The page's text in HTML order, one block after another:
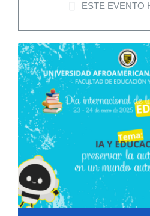
DOCUMENTOS
CONTÁCTENOS
ACCESOS DIRECTOS
ESTE EVENTO